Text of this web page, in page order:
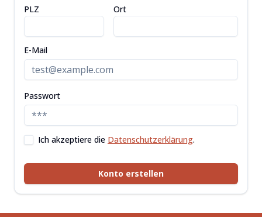
PLZ Ort
E-Mail
Passwort
Ich akzeptiere die Datenschutzerklärung.
Konto erstellen